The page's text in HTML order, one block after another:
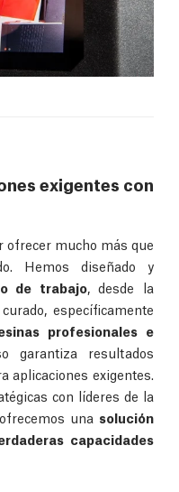
exigentes con
ofrecer mucho más que
Hemos diseñado y
de trabajo, desde la
específicamente
profesionales e
garantiza resultados
aplicaciones exigentes.
con líderes de la
una solución
capacidades